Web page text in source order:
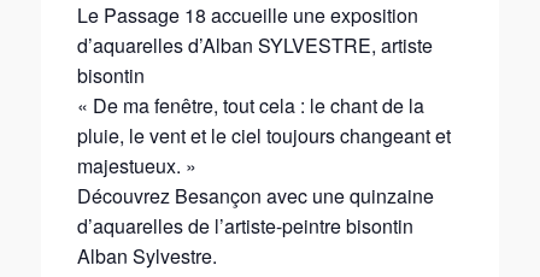
Le Passage 18 accueille une exposition
d’aquarelles d’Alban SYLVESTRE, artiste
bisontin
« De ma fenêtre, tout cela : le chant de la
pluie, le vent et le ciel toujours changeant et
majestueux. »
Découvrez Besançon avec une quinzaine
d’aquarelles de l’artiste-peintre bisontin
Alban Sylvestre.